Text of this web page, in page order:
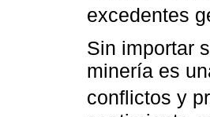
excedentes
Sin importar
minería es
conflictos y